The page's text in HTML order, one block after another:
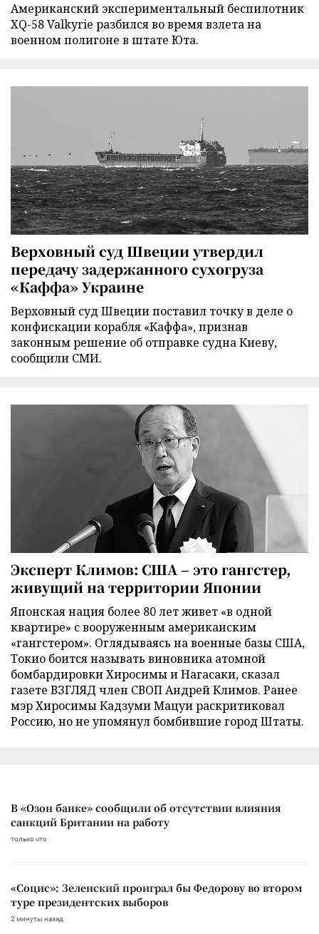
Американский экспериментальный беспилотник
XQ-58 Valkyrie разбился во время взлета на
военном полигоне в штате Юта.
Верховный суд Швеции утвердил
передачу задержанного сухогруза
«Каффа» Украине
Верховный суд Швеции поставил точку в деле о
конфискации корабля «Каффа», признав
законным решение об отправке судна Киеву,
сообщили СМИ.
Эксперт Климов: США – это гангстер,
живущий на территории Японии
Японская нация более 80 лет живет «в одной
квартире» с вооруженным американским
«гангстером». Оглядываясь на военные базы США,
Токио боится называть виновника атомной
бомбардировки Хиросимы и Нагасаки, сказал
газете ВЗГЛЯД член СВОП Андрей Климов. Ранее
мэр Хиросимы Кадзуми Мацуи раскритиковал
Россию, но не упомянул бомбившие город Штаты.
В «Озон банке» сообщили об отсутствии влияния
санкций Британии на работу
только что
«Социс»: Зеленский проиграл бы Федорову во втором
туре президентских выборов
2 минуты назад